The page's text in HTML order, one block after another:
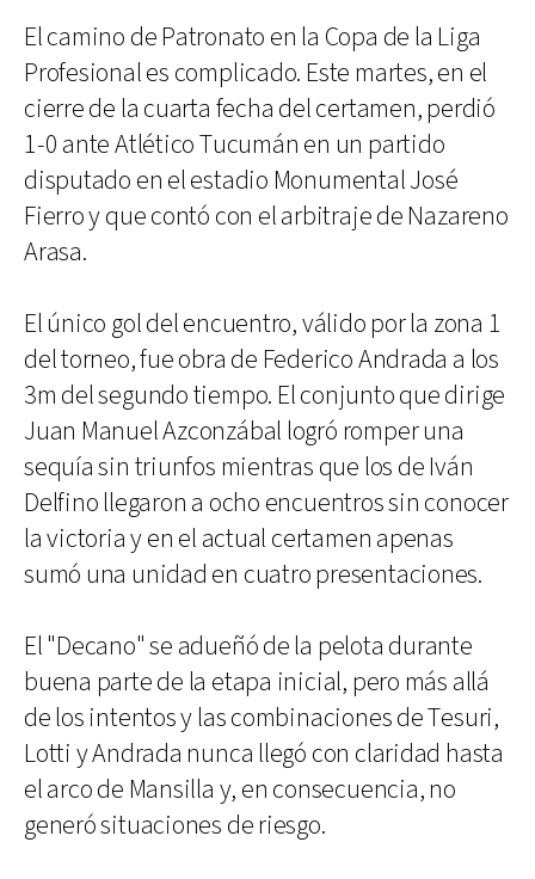
El camino de Patronato en la Copa de la Liga
Profesional es complicado. Este martes, en el
cierre de la cuarta fecha del certamen, perdió
1-0 ante Atlético Tucumán en un partido
disputado en el estadio Monumental José
Fierro y que contó con el arbitraje de Nazareno
Arasa.
El único gol del encuentro, válido por la zona 1
del torneo, fue obra de Federico Andrada a los
3m del segundo tiempo. El conjunto que dirige
Juan Manuel Azconzábal logró romper una
sequía sin triunfos mientras que los de Iván
Delfino llegaron a ocho encuentros sin conocer
la victoria y en el actual certamen apenas
sumó una unidad en cuatro presentaciones.
El "Decano" se adueñó de la pelota durante
buena parte de la etapa inicial, pero más allá
de los intentos y las combinaciones de Tesuri,
Lotti y Andrada nunca llegó con claridad hasta
el arco de Mansilla y, en consecuencia, no
generó situaciones de riesgo.